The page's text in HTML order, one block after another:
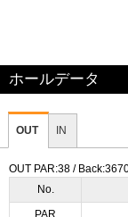
ホールデータ
OUT IN
OUT PAR:38 /
No.
PAR